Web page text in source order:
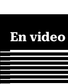
En video